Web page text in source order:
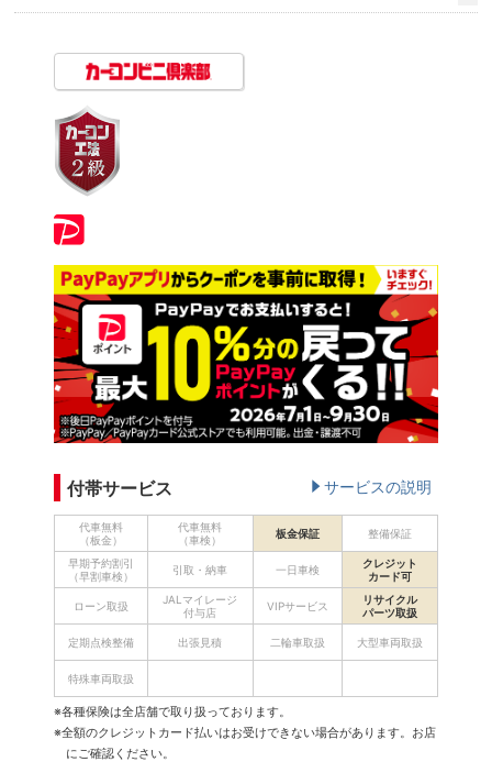
付帯サービス サービスの説明
代車無料
（板金）
代車無料
（車検）
板金保証 整備保証
早期予約割引
（早割車検）
引取・納車 一日車検
クレジット
カード可
ローン取扱
JALマイレージ
付与店
VIPサービス
リサイクル
パーツ取扱
定期点検整備 出張見積 二輪車取扱 大型車両取扱
特殊車両取扱
※各種保険は全店舗で取り扱っております。
※全額のクレジットカード払いはお受けできない場合があります。お店
にご確認ください。